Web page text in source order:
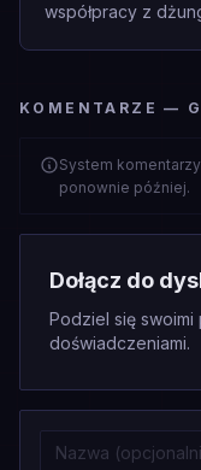
współpracy z
KOMENTARZE —
System
ponownie później.
Dołącz do
Podziel się swoimi
doświadczeniami.